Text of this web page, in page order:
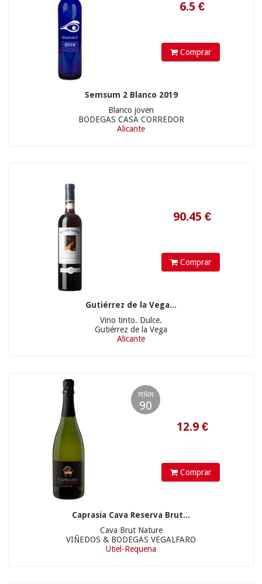
Comprar
Semsum 2 Blanco 2019
Blanco joven
BODEGAS CASA CORREDOR
Alicante
Comprar
Gutiérrez de la Vega...
Vino tinto. Dulce.
Gutiérrez de la Vega
Alicante
PEÑIN
90
Comprar
Caprasia Cava Reserva Brut...
Cava Brut Nature
VIÑEDOS & BODEGAS VEGALFARO
Utiel-Requena
19.9€
9.98€